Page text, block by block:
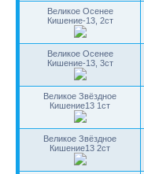
Великое Осенее
Кишение-13, 2ст
Великое Осенее
Кишение-13, 3ст
Великое Звёздное
Кишение13 1ст
Великое Звёздное
Кишение13 2ст